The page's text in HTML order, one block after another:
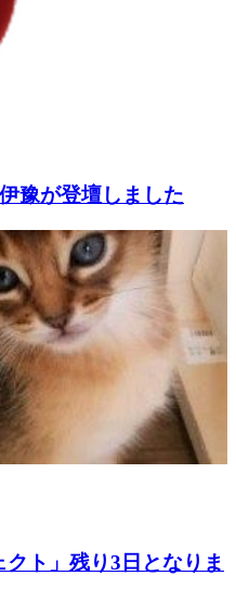
豫が登壇しました
ト」残り3日となりま